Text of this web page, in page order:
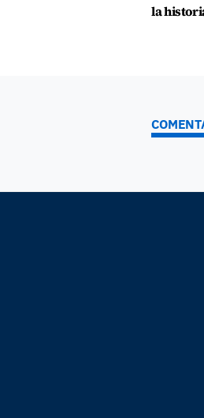
la